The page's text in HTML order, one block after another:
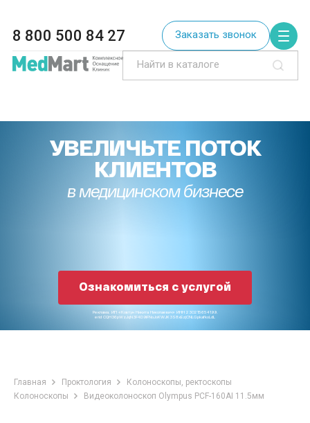
8 800 500 84 27 Заказать звонок
УВЕЛИЧЬТЕ ПОТОК
КЛИЕНТОВ
в медицинском бизнесе
Ознакомиться с услугой
Реклама. ИП «Ковтун Никита Николаевич» ИНН 230215654199.
erid CQH36pWzJqN3F4D9iFNoJoKWJK3S8xEzjCNLGpkafkoLdL
Главная Проктология
Колоноскопы, ректоскопы
Колоноскопы
Видеоколоноскоп Olympus PCF-160AI 11.5мм